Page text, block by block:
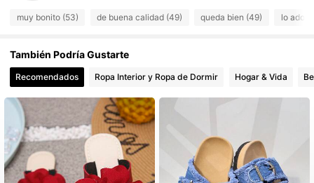
4.80 409 Seguidores
4.80 409 Seguidores
4.80
4.80 409 Seguidores
4.80 409 Seguidores
muy bonito (53) de buena calidad (49) queda bien (49) lo
También Podría Gustarte
Recomendados Ropa Interior y Ropa de Dormir Hogar & Vida